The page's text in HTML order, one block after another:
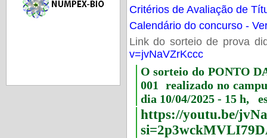
Critérios de Avaliação de
Calendário do concurso -
Link do sorteio de prova
v=jvNaVZrKccc
O sorteio do PONTO
001 realizado no
dia 10/04/2025 - 15 h,
https://youtu.be/